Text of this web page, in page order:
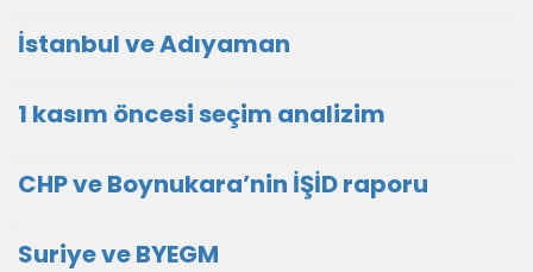
İstanbul ve Adıyaman
1 kasım öncesi seçim analizim
CHP ve Boynukara’nin İŞİD raporu
Suriye ve BYEGM